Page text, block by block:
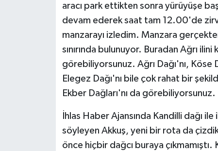
aracı park ettikten sonra yürüyüşe
devam ederek saat tam 12.00'de
manzarayı izledim. Manzara
sınırında bulunuyor. Buradan Ağrı
görebiliyorsunuz. Ağrı Dağı'nı,
Elegez Dağı'nı bile çok rahat bir
Ekber Dağları'nı da
İhlas Haber Ajansında Kandilli dağı
söyleyen Akkuş, yeni bir rota da
önce hiçbir dağcı buraya çıkmamıştı.